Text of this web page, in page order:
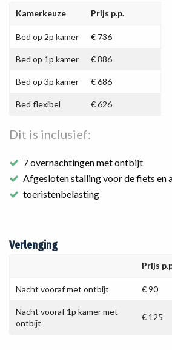
Kamerkeuze Prijs p.p.
Bed op 2p kamer € 736
Bed op 1p kamer € 886
Bed op 3p kamer € 686
Bed flexibel € 626
Dit is inclusief:
7 overnachtingen met ontbijt
Afgesloten stalling voor de fiets en
toeristenbelasting
Verlenging
Prijs
Nacht vooraf met ontbijt € 90
Nacht vooraf 1p kamer met
ontbijt
€ 125